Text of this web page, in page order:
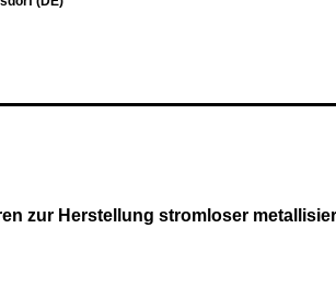
zur Herstellung stromloser